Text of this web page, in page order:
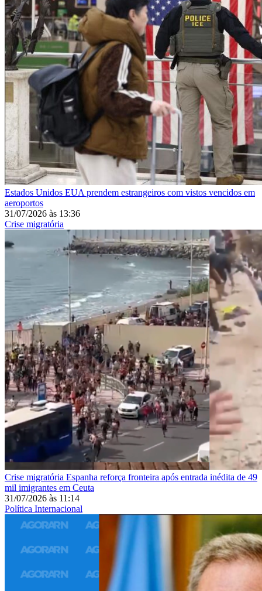
Estados Unidos EUA prendem estrangeiros com vistos vencidos em
aeroportos
31/07/2026 às 13:36
Crise migratória
Crise migratória Espanha reforça fronteira após entrada inédita de 49
mil imigrantes em Ceuta
31/07/2026 às 11:14
Política Internacional